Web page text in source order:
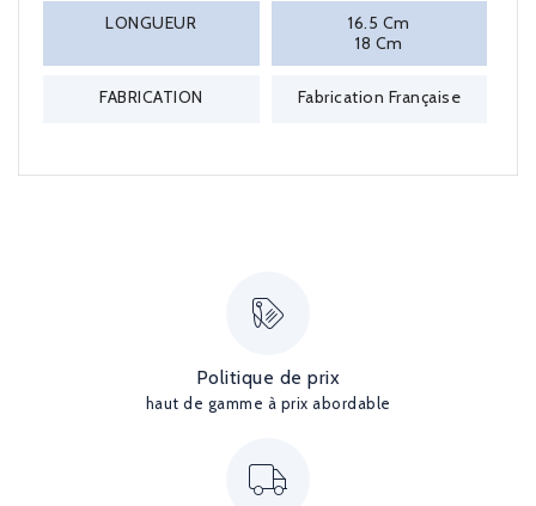
LONGUEUR
16.5 Cm
18 Cm
FABRICATION Fabrication Française
Politique de prix
haut de gamme à prix abordable